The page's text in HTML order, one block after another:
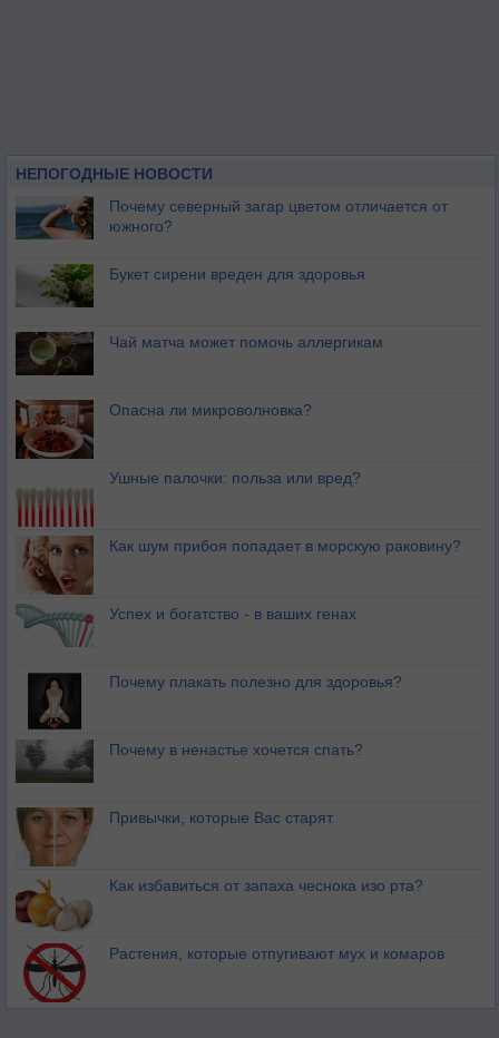
НЕПОГОДНЫЕ НОВОСТИ
Почему северный загар цветом отличается от
южного?
Букет сирени вреден для здоровья
Чай матча может помочь аллергикам
Опасна ли микроволновка?
Ушные палочки: польза или вред?
Как шум прибоя попадает в морскую раковину?
Успех и богатство - в ваших генах
Почему плакать полезно для здоровья?
Почему в ненастье хочется спать?
Привычки, которые Вас старят
Как избавиться от запаха чеснока изо рта?
Растения, которые отпугивают мух и комаров